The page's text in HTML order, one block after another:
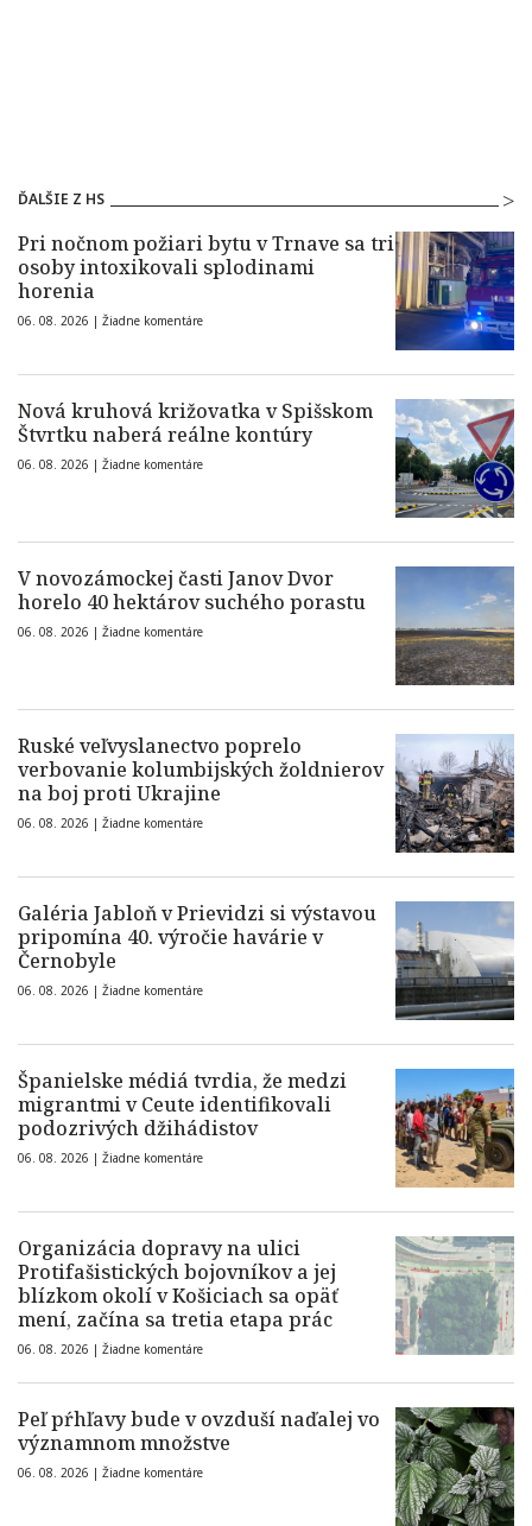
ĎALŠIE Z HS
Pri nočnom požiari bytu v Trnave sa tri
osoby intoxikovali splodinami
horenia
06. 08. 2026 | Žiadne komentáre
Nová kruhová križovatka v Spišskom
Štvrtku naberá reálne kontúry
06. 08. 2026 | Žiadne komentáre
V novozámockej časti Janov Dvor
horelo 40 hektárov suchého porastu
06. 08. 2026 | Žiadne komentáre
Ruské veľvyslanectvo poprelo
verbovanie kolumbijských žoldnierov
na boj proti Ukrajine
06. 08. 2026 | Žiadne komentáre
Galéria Jabloň v Prievidzi si výstavou
pripomína 40. výročie havárie v
Černobyle
06. 08. 2026 | Žiadne komentáre
Španielske médiá tvrdia, že medzi
migrantmi v Ceute identifikovali
podozrivých džihádistov
06. 08. 2026 | Žiadne komentáre
Organizácia dopravy na ulici
Protifašistických bojovníkov a jej
blízkom okolí v Košiciach sa opäť
mení, začína sa tretia etapa prác
06. 08. 2026 | Žiadne komentáre
Peľ pŕhľavy bude v ovzduší naďalej vo
významnom množstve
06. 08. 2026 | Žiadne komentáre